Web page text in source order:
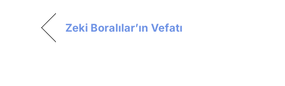
Zeki Boralılar’ın Vefatı